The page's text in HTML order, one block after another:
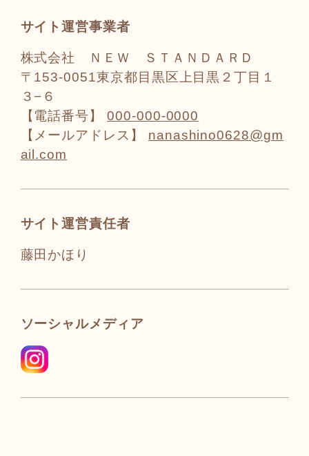
サイト運営事業者
株式会社 ＮＥＷ ＳＴＡＮＤＡＲＤ
〒153-0051東京都目黒区上目黒２丁目１
３−６
【電話番号】000-000-0000
【メールアドレス】 nanashino0628@gm
ail.com
サイト運営責任者
藤田かほり
ソーシャルメディア